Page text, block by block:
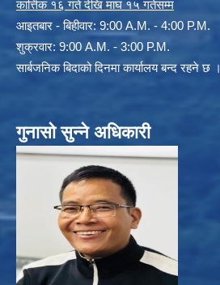
कार्त्तिक १६ गते देखि माघ १५ गतेसम्म
आइतबार - बिहीवार: 9:00 A.M. - 4:00 P.M.
शुक्रवार: 9:00 A.M. - 3:00 P.M.
सार्बजनिक बिदाको दिनमा कार्यालय बन्द रहने छ ।
गुनासो सुन्ने अधिकारी